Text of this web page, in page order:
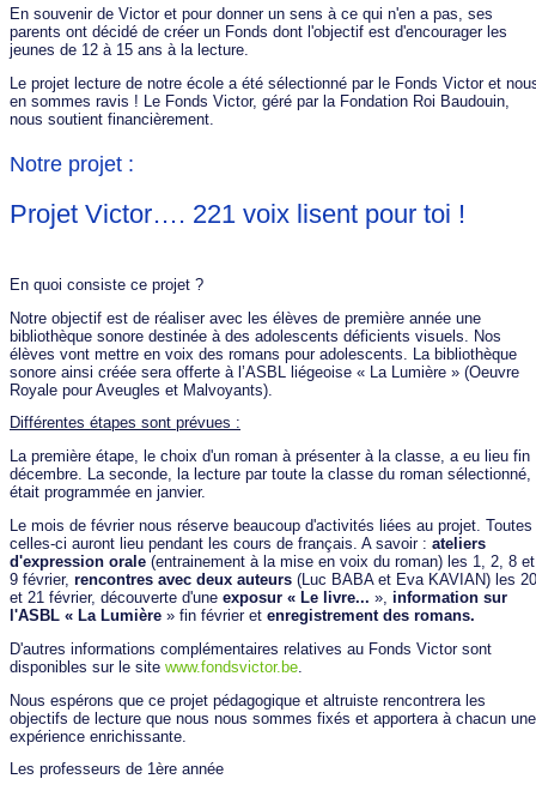
En souvenir de Victor et pour donner un sens à ce qui n'en a pas, ses
parents ont décidé de créer un Fonds dont l'objectif est d'encourager les
jeunes de 12 à 15 ans à la lecture.
Le projet lecture de notre école a été sélectionné par le Fonds Victor et
en sommes ravis ! Le Fonds Victor, géré par la Fondation Roi Baudouin,
nous soutient financièrement.
Notre projet :
Projet Victor…. 221 voix lisent pour toi !
En quoi consiste ce projet ?
Notre objectif est de réaliser avec les élèves de première année une
bibliothèque sonore destinée à des adolescents déficients visuels. Nos
élèves vont mettre en voix des romans pour adolescents. La bibliothèque
sonore ainsi créée sera offerte à l’ASBL liégeoise « La Lumière » (Oeuvre
Royale pour Aveugles et Malvoyants).
Différentes étapes sont prévues :
La première étape, le choix d'un roman à présenter à la classe, a eu lieu fin
décembre. La seconde, la lecture par toute la classe du roman sélectionné,
était programmée en janvier.
Le mois de février nous réserve beaucoup d'activités liées au projet. Toutes
celles-ci auront lieu pendant les cours de français. A savoir : ateliers
d'expression orale (entrainement à la mise en voix du roman) les 1, 2, 8 et
9 février, rencontres avec deux auteurs (Luc BABA et Eva KAVIAN) les 20
et 21 février, découverte d'une exposur « Le livre... », information sur
l'ASBL « La Lumière » fin février et enregistrement des romans.
D'autres informations complémentaires relatives au Fonds Victor sont
disponibles sur le site www.fondsvictor.be
Nous espérons que ce projet pédagogique et altruiste rencontrera les
objectifs de lecture que nous nous sommes fixés et apportera à chacun une
expérience enrichissante.
Les professeurs de 1ère année